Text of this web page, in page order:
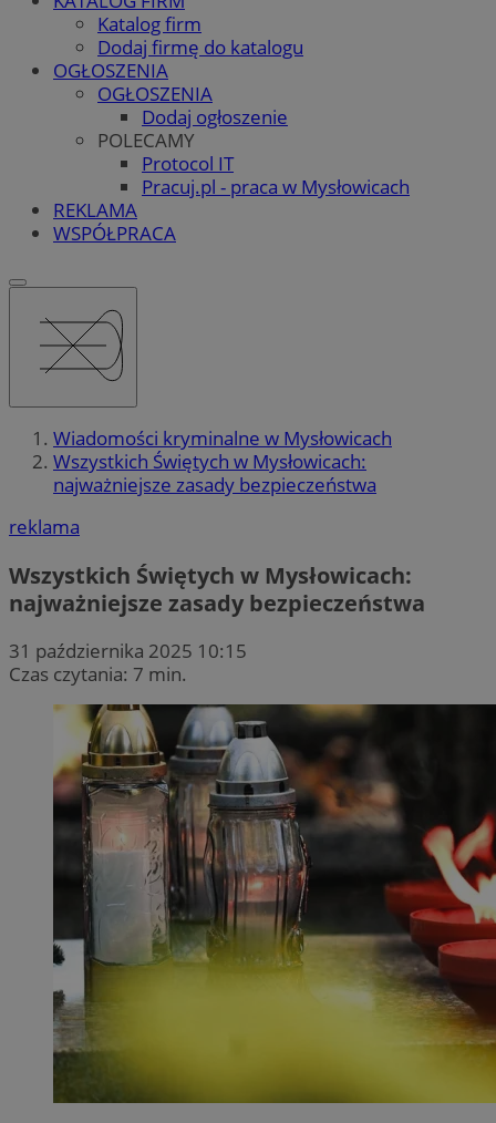
Katalog firm
Dodaj firmę do katalogu
OGŁOSZENIA
OGŁOSZENIA
Dodaj ogłoszenie
POLECAMY
Protocol IT
Pracuj.pl - praca w Mysłowicach
REKLAMA
WSPÓŁPRACA
Wiadomości kryminalne w Mysłowicach
Wszystkich Świętych w Mysłowicach:
najważniejsze zasady bezpieczeństwa
reklama
Wszystkich Świętych w Mysłowicach:
najważniejsze zasady bezpieczeństwa
31 października 2025 10:15
Czas czytania: 7 min.